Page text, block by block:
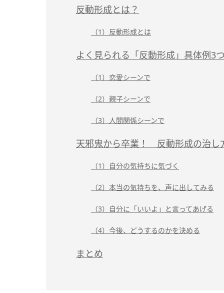
反動形成とは？
（1）反動形成とは
よく見られる「反動形成」具体例3
（1）恋愛シーンで
（2）親子シーンで
（3）人間関係シーンで
天邪鬼から卒業！ 反動形成の治し
（1）自分の気持ちに気づく
（2）本当の気持ちを、声に出してみる
（3）自分に「いいよ」と言ってあげる
（4）今後、どうするのかを決める
まとめ